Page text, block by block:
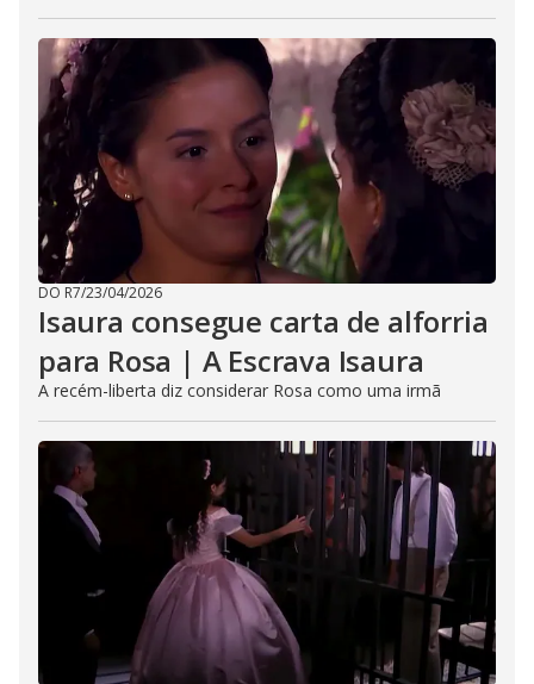
DO R7/23/04/2026
Isaura consegue carta de alforria
para Rosa | A Escrava Isaura
A recém-liberta diz considerar Rosa como uma irmã